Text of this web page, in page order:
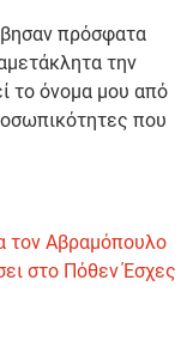
πρόσφατα
την
το όνομα μου από
που
τον Αβραμόπουλο
στο Πόθεν Έσχες